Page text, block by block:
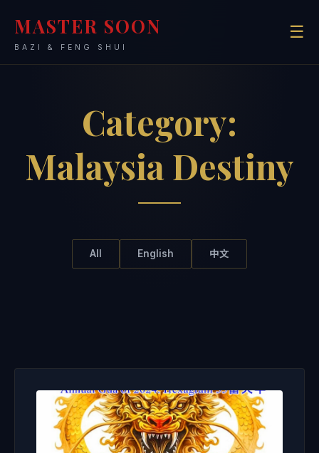
MASTER SOON
BAZI & FENG SHUI
☰
Category:
Malaysia Destiny
All English 中文